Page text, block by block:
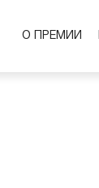
О ПРЕМИИ